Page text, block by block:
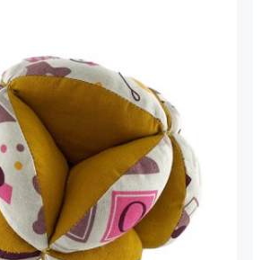
de préhension Jouet